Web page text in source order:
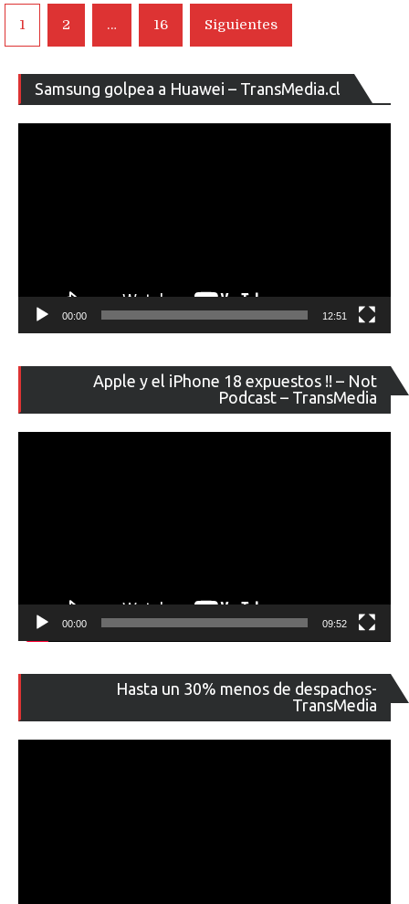
Navegación
de
entradas
1 2 … 16 Siguientes
Samsung golpea a Huawei – TransMedia.cl
de
00:00 12:51
Apple y el iPhone 18 expuestos !! – Not
Podcast – TransMedia
de
00:00 09:52
Hasta un 30% menos de despachos-
TransMedia
de